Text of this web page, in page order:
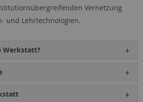
Vernetzung
und Lehrtechnologien.
Werkstatt?